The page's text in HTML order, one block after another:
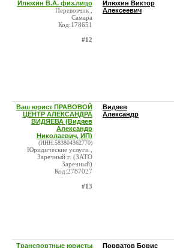
Илюхин В.А. физ.лицо
Перевозчик ,
Самара
Код:178651
#12
Илюхин Виктор
Алексеевич
Ваш юрист ПРАВОВОЙ
ЦЕНТР АЛЕКСАНДРА
ВИДЯЕВА (Видяев
Александр
Николаевич, ИП)
(ИНН:583804362770)
Юридические услуги ,
Заречный г. (ЗАТО
Заречный)
Код:2787027
#13
Видяев
Александр
Транспортные юристы
Порватов Борис